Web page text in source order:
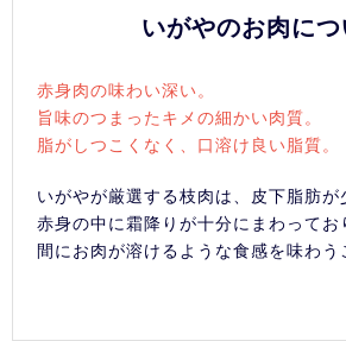
いがやのお肉につ
赤身肉の味わい深い。
旨味のつまったキメの細かい肉質。
脂がしつこくなく、口溶け良い脂質。
いがやが厳選する枝肉は、皮下脂肪が
赤身の中に霜降りが十分にまわってお
間にお肉が溶けるような食感を味わう